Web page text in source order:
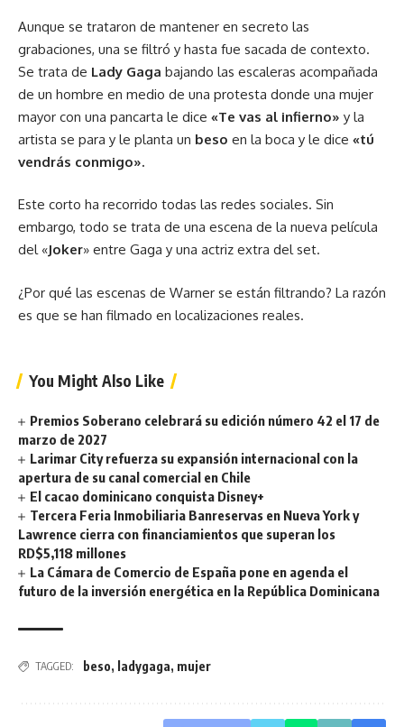
Aunque se trataron de mantener en secreto las
grabaciones, una se filtró y hasta fue sacada de contexto.
Se trata de Lady Gaga bajando las escaleras acompañada
de un hombre en medio de una protesta donde una mujer
mayor con una pancarta le dice «Te vas al infierno» y la
artista se para y le planta un beso en la boca y le dice «tú
vendrás conmigo».
Este corto ha recorrido todas las redes sociales. Sin
embargo, todo se trata de una escena de la nueva película
del «Joker» entre Gaga y una actriz extra del set.
¿Por qué las escenas de Warner se están filtrando? La razón
es que se han filmado en localizaciones reales.
You Might Also Like
Premios Soberano celebrará su edición número 42 el 17 de
marzo de 2027
Larimar City refuerza su expansión internacional con la
apertura de su canal comercial en Chile
El cacao dominicano conquista Disney+
Tercera Feria Inmobiliaria Banreservas en Nueva York y
Lawrence cierra con financiamientos que superan los
RD$5,118 millones
La Cámara de Comercio de España pone en agenda el
futuro de la inversión energética en la República Dominicana
TAGGED: beso, ladygaga, mujer